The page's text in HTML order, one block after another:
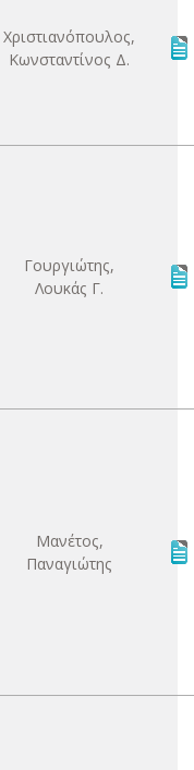
Χριστιανόπουλος,
Κωνσταντίνος Δ.
Γουργιώτης,
Λουκάς Γ.
Μανέτος,
Παναγιώτης